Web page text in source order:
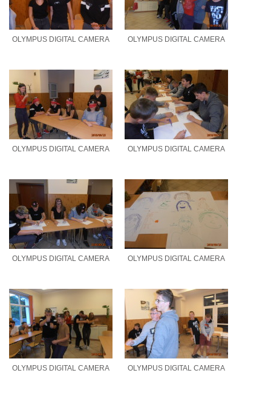
OLYMPUS DIGITAL CAMERA OLYMPUS DIGITAL CAMERA
OLYMPUS DIGITAL CAMERA OLYMPUS DIGITAL CAMERA
OLYMPUS DIGITAL CAMERA OLYMPUS DIGITAL CAMERA
OLYMPUS DIGITAL CAMERA OLYMPUS DIGITAL CAMERA